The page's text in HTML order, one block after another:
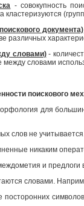
- совокупность
кластеризуются
документа)
различных
словами)-
между словами
поискового
для
слов не
никаким
и предлоги
словами.
посторонних